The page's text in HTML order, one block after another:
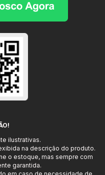
ilustrativas.
na descrição do produto.
o estoque, mas sempre com
garantida.